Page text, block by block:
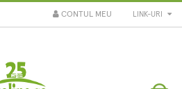
LINK-URI
CONTUL MEU